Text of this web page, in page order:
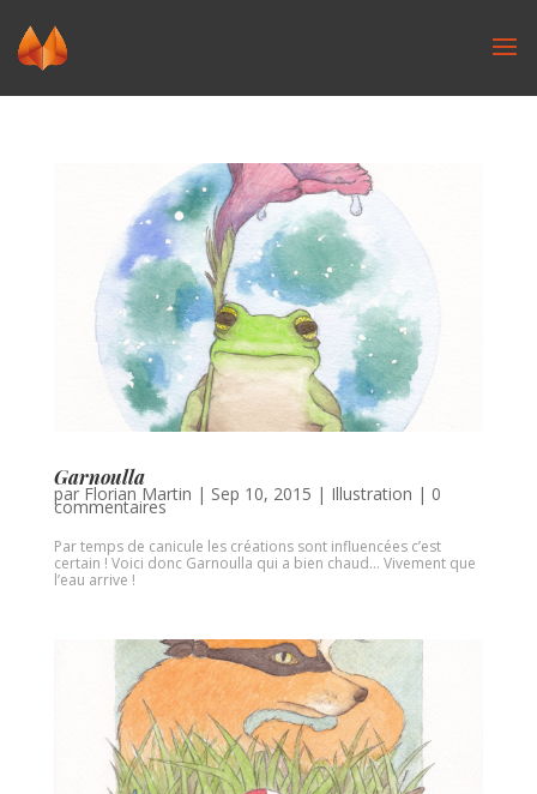
Garnoulla
par Florian Martin | Sep 10, 2015 | Illustration | 0
commentaires
Par temps de canicule les créations sont influencées c’est
certain ! Voici donc Garnoulla qui a bien chaud… Vivement que
l’eau arrive !